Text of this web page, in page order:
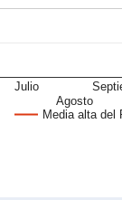
Media alta
Julio
Agosto